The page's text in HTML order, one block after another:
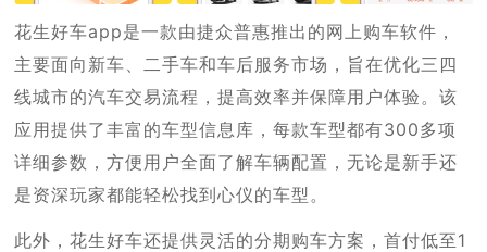
花生好车app是一款由捷众普惠推出的网上购车软件，
主要面向新车、二手车和车后服务市场，旨在优化三四
线城市的汽车交易流程，提高效率并保障用户体验。该
应用提供了丰富的车型信息库，每款车型都有300多项
详细参数，方便用户全面了解车辆配置，无论是新手还
是资深玩家都能轻松找到心仪的车型。
此外，花生好车还提供灵活的分期购车方案，首付低至1